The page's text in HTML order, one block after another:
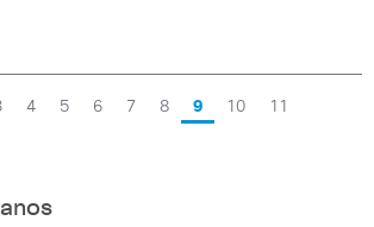
4 5 6 7 8 9 10 11